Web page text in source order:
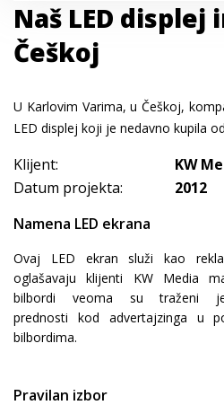
Naš LED
Češkoj
U Karlovim Varima, u Češkoj,
LED displej koji je nedavno kupila
Klijent:
KW
Datum projekta:
2012
Namena LED ekrana
Ovaj LED ekran služi kao
oglašavaju klijenti KW Media
bilbordi veoma su traženi
prednosti kod advertajzinga u
bilbordima.
Pravilan izbor